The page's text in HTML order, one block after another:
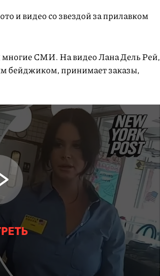
и видео со звездой за прилавком
многие СМИ. На видео Лана Дель Рей,
бейджиком, принимает заказы,